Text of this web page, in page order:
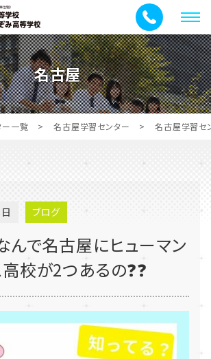
メ
ニ
ュ
ー
名古屋
ー一覧 > 名古屋学習センター > 名古屋学習セ
ブログ
んで名古屋にヒューマン
校が2つあるの❓❓